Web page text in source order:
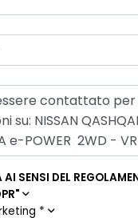
SENSI DEL
*